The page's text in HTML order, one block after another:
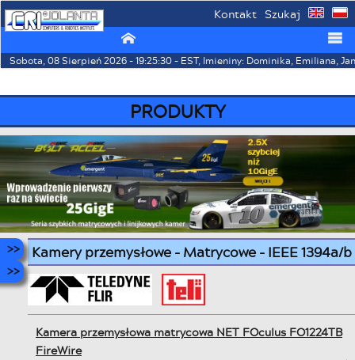
Kontakt Szukaj
⌂ ☰
Sobota, 08 Sierpień 2026 - 19:25:30 - EST, Imieniny: Dominika, Emiliana,
PRODUKTY
Kamery przemysłowe - Matrycowe - IEEE 1394a/b
Kamera przemysłowa matrycowa NET FOculus FO1224TB
FireWire